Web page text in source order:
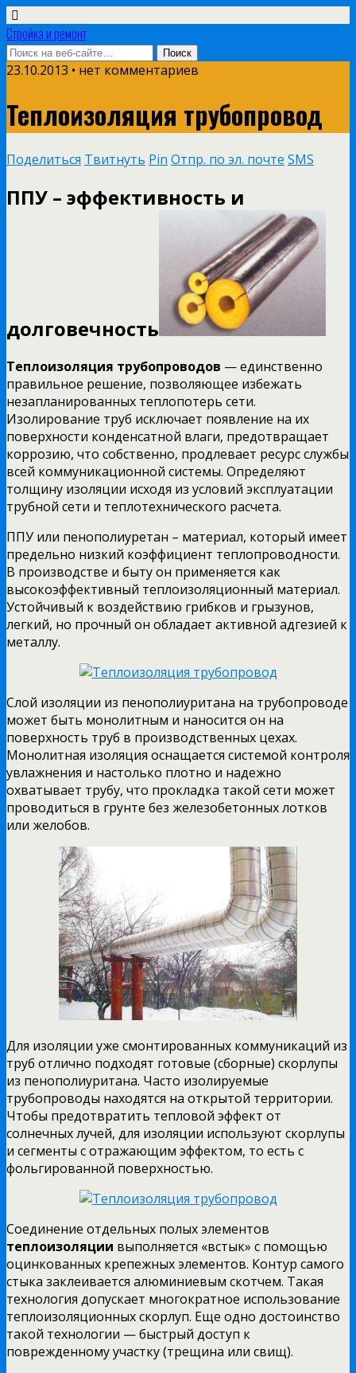
Стройка и ремонт
23.10.2013 • нет комментариев
Теплоизоляция трубопровод
Поделиться Твитнуть Pin Отпр. по эл. почте SMS
ППУ – эффективность и
долговечность
Теплоизоляция трубопроводов — единственно
правильное решение, позволяющее избежать
незапланированных теплопотерь сети.
Изолирование труб исключает появление на их
поверхности конденсатной влаги, предотвращает
коррозию, что собственно, продлевает ресурс службы
всей коммуникационной системы. Определяют
толщину изоляции исходя из условий эксплуатации
трубной сети и теплотехнического расчета.
ППУ или пенополиуретан – материал, который имеет
предельно низкий коэффициент теплопроводности.
В производстве и быту он применяется как
высокоэффективный теплоизоляционный материал.
Устойчивый к воздействию грибков и грызунов,
легкий, но прочный он обладает активной адгезией к
металлу.
Слой изоляции из пенополиуритана на трубопроводе
может быть монолитным и наносится он на
поверхность труб в производственных цехах.
Монолитная изоляция оснащается системой контроля
увлажнения и настолько плотно и надежно
охватывает трубу, что прокладка такой сети может
проводиться в грунте без железобетонных лотков
или желобов.
Для изоляции уже смонтированных коммуникаций из
труб отлично подходят готовые (сборные) скорлупы
из пенополиуритана. Часто изолируемые
трубопроводы находятся на открытой территории.
Чтобы предотвратить тепловой эффект от
солнечных лучей, для изоляции используют скорлупы
и сегменты с отражающим эффектом, то есть с
фольгированной поверхностью.
Соединение отдельных полых элементов
теплоизоляции выполняется «встык» с помощью
оцинкованных крепежных элементов. Контур самого
стыка заклеивается алюминиевым скотчем. Такая
технология допускает многократное использование
теплоизоляционных скорлуп. Еще одно достоинство
такой технологии — быстрый доступ к
поврежденному участку (трещина или свищ).